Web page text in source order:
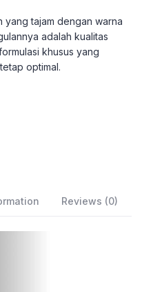
yang tajam dengan warna
adalah kualitas
khusus yang
optimal.
Reviews (0)